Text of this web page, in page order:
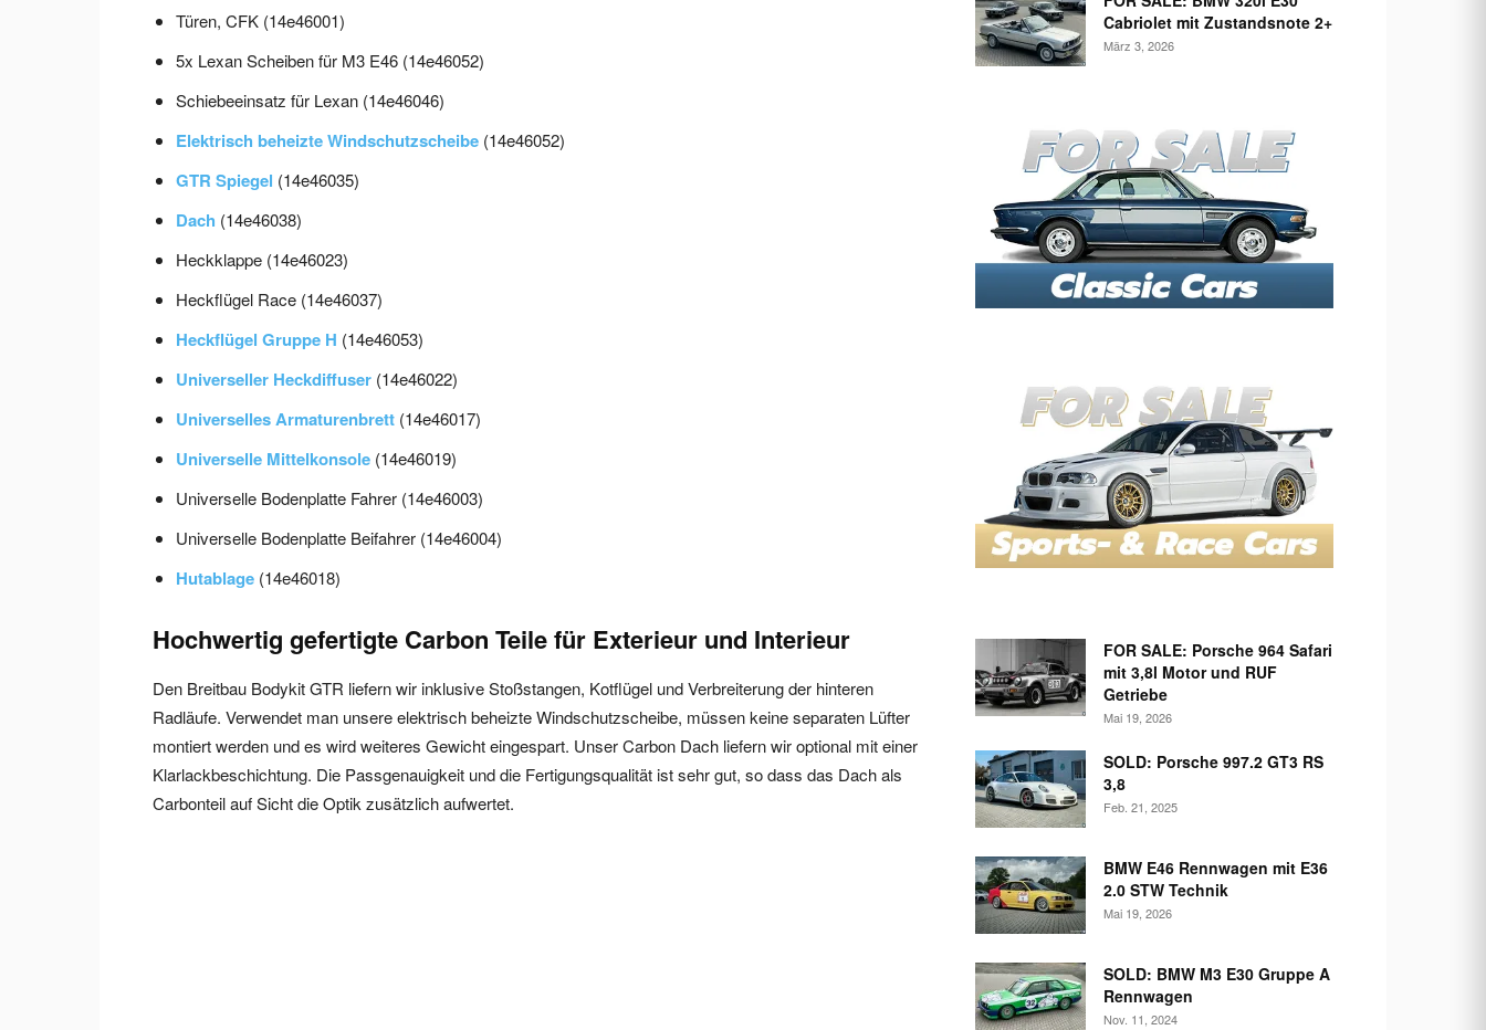
Türen, CFK (14e46001)
5x Lexan Scheiben für M3 E46 (14e46052)
Schiebeeinsatz für Lexan (14e46046)
Elektrisch beheizte Windschutzscheibe (14e46052)
GTR Spiegel (14e46035)
Dach (14e46038)
Heckklappe (14e46023)
Heckflügel Race (14e46037)
Heckflügel Gruppe H (14e46053)
Universeller Heckdiffuser (14e46022)
Universelles Armaturenbrett (14e46017)
Universelle Mittelkonsole (14e46019)
Universelle Bodenplatte Fahrer (14e46003)
Universelle Bodenplatte Beifahrer (14e46004)
Hutablage (14e46018)
Hochwertig gefertigte Carbon Teile für Exterieur und Interieur
Den Breitbau Bodykit GTR liefern wir inklusive Stoßstangen, Kotflügel und Verbreiterung der hinteren
Radläufe. Verwendet man unsere elektrisch beheizte Windschutzscheibe, müssen keine separaten Lüfter
montiert werden und es wird weiteres Gewicht eingespart. Unser Carbon Dach liefern wir optional mit einer
Klarlackbeschichtung. Die Passgenauigkeit und die Fertigungsqualität ist sehr gut, so dass das Dach als
Carbonteil auf Sicht die Optik zusätzlich aufwertet.
Cabriolet mit Zustandsnote 2+
März 3, 2026
FOR SALE: Porsche 964 Safari
mit 3,8l Motor und RUF
Getriebe
Mai 19, 2026
SOLD: Porsche 997.2 GT3 RS
3,8
Feb. 21, 2025
BMW E46 Rennwagen mit E36
2.0 STW Technik
Mai 19, 2026
SOLD: BMW M3 E30 Gruppe A
Rennwagen
Nov. 11, 2024